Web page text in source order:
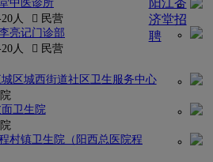
中医诊所
人
 民营
亮记门诊部
人  民营
区城西街道社区卫生服务中心
卫生院
村镇卫生院（阳西总医院程
济堂招
聘
密